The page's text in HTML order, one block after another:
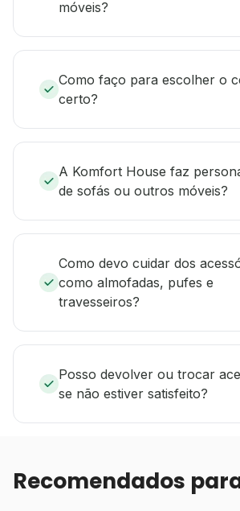
móveis?
Como faço para escolher o
certo?
A Komfort House faz
de sofás ou outros móveis?
Como devo cuidar dos
como almofadas, pufes e
travesseiros?
Posso devolver ou trocar
se não estiver satisfeito?
Recomendados